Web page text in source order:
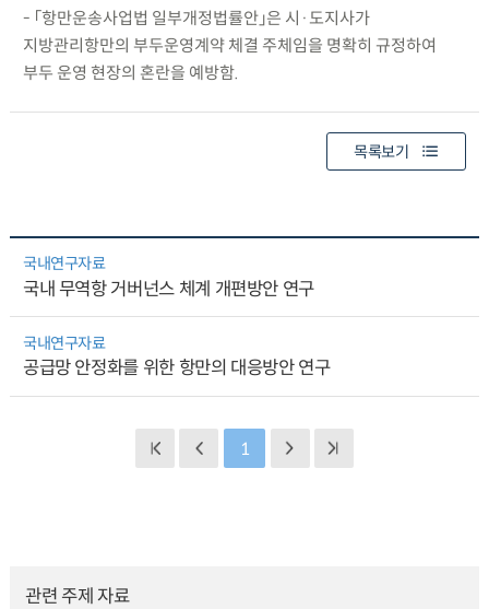
- 「항만운송사업법 일부개정법률안」은 시·도지사가
지방관리항만의 부두운영계약 체결 주체임을 명확히 규정하여
부두 운영 현장의 혼란을 예방함.
목록보기
국내연구자료
국내 무역항 거버넌스 체계 개편방안 연구
국내연구자료
공급망 안정화를 위한 항만의 대응방안 연구
1
관련 주제 자료